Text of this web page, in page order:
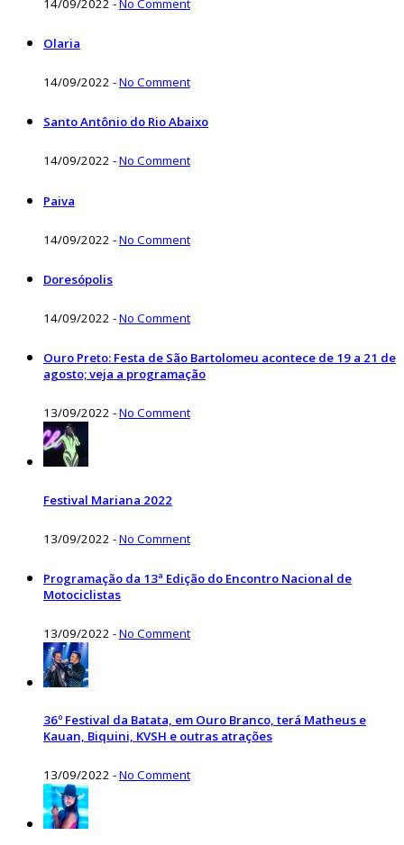
14/09/2022 - No Comment
Olaria
14/09/2022 -No Comment
Santo Antônio do Rio Abaixo
14/09/2022 -No Comment
Paiva
14/09/2022 -No Comment
Doresópolis
14/09/2022 -No Comment
Ouro Preto: Festa de São Bartolomeu acontece de 19 a 21 de
agosto; veja a programação
13/09/2022 -No Comment
Festival Mariana 2022
13/09/2022 -No Comment
Programação da 13ª Edição do Encontro Nacional de
Motociclistas
13/09/2022 -No Comment
36º Festival da Batata, em Ouro Branco, terá Matheus e
Kauan, Biquini, KVSH e outras atrações
13/09/2022 -No Comment